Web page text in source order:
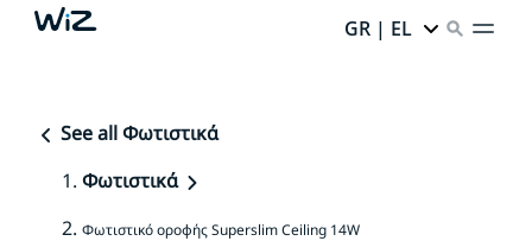
GR | EL
See all Φωτιστικά
Φωτιστικά
Φωτιστικό οροφής Superslim Ceiling 14W